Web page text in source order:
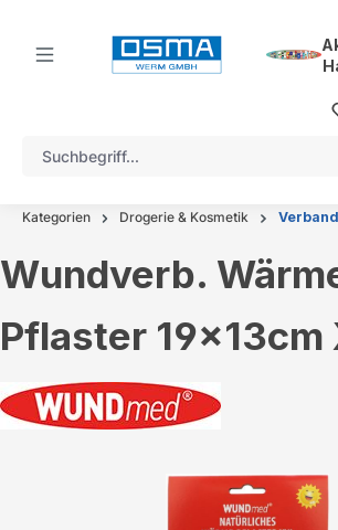
Kategorien Drogerie & Kosmetik
Wundverb.
Pflaster 19x13cm
Bildergalerie überspringen